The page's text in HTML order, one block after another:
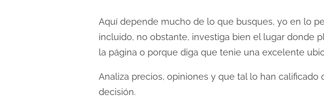
Aquí depende mucho de lo que busques, yo en lo
incluido, no obstante, investiga bien el lugar donde
la página o porque diga que tenie una excelente
Analiza precios, opiniones y que tal lo han
decisión.